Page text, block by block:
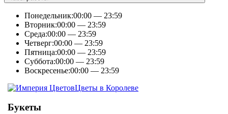
Понедельник:00:00 — 23:59
Вторник:00:00 — 23:59
Среда:00:00 — 23:59
Четверг:00:00 — 23:59
Пятница:00:00 — 23:59
Суббота:00:00 — 23:59
Воскресенье:00:00 — 23:59
Цветы в Королеве
Букеты